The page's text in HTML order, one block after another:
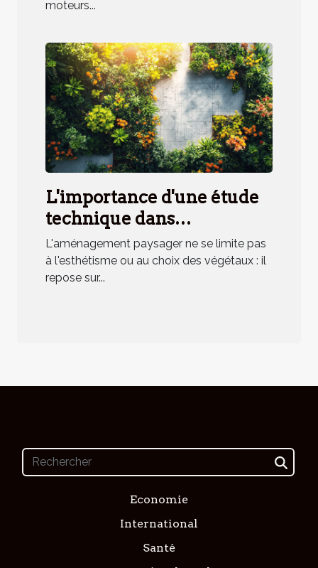
moteurs...
L'importance d'une étude
technique dans
l'aménagement paysager
L'aménagement paysager ne se limite pas
à l'esthétisme ou au choix des végétaux : il
repose sur...
Economie
International
Santé